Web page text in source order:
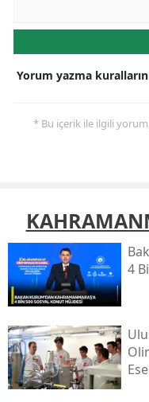
Yorum yazma
* Bu içerik ile ilgili yorum
4